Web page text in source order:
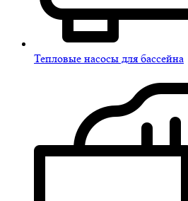
Тепловые насосы для бассейна